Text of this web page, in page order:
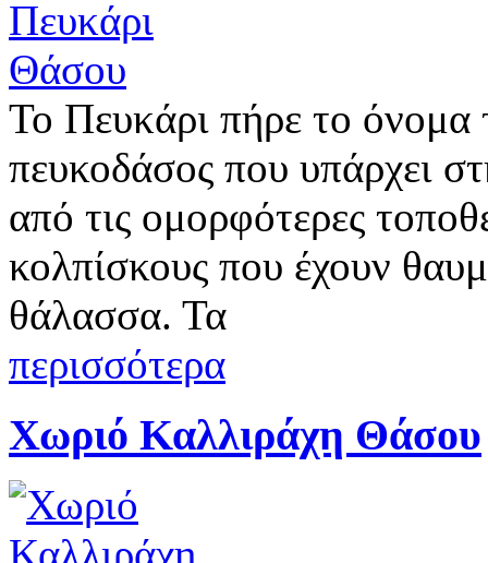
Το Πευκάρι πήρε το
πευκοδάσος που υπάρχει
από τις ομορφότερες
κολπίσκους που έχουν
θάλασσα. Τα
περισσότερα
Χωριό Καλλιράχη Θάσου